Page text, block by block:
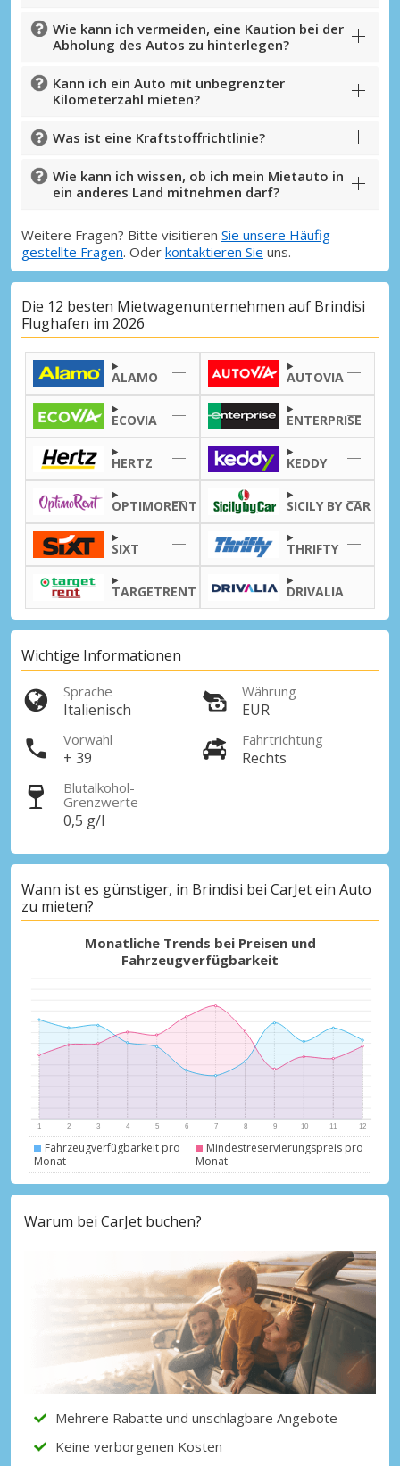
Top-Ersparnisses
Partnerangeboten
Mit eLink anmelden
Wie kann ich vermeiden, eine Kaution bei der
Abholung des Autos zu hinterlegen?
Kann ich ein Auto mit unbegrenzter
Kilometerzahl mieten?
Was ist eine Kraftstoffrichtlinie?
Wie kann ich wissen, ob ich mein Mietauto in
ein anderes Land mitnehmen darf?
Weitere Fragen? Bitte visitieren Sie unsere Häufig
gestellte Fragen. Oder kontaktieren Sie uns.
Die 12 besten Mietwagenunternehmen auf Brindisi
Flughafen im 2026
ALAMO AUTOVIA
ECOVIA ENTERPRISE
HERTZ KEDDY
OPTIMORENT SICILY BY CAR
SIXT THRIFTY
TARGETRENT DRIVALIA
Wichtige Informationen
Sprache
Italienisch
Währung
EUR
Vorwahl
+ 39
Fahrtrichtung
Rechts
Blutalkohol-
Grenzwerte
0,5 g/l
Wann ist es günstiger, in Brindisi bei CarJet ein Auto
zu mieten?
Monatliche Trends bei Preisen und
Fahrzeugverfügbarkeit
Fahrzeugverfügbarkeit pro
Monat
Mindestreservierungspreis pro
Monat
Warum bei CarJet buchen?
Mehrere Rabatte und unschlagbare Angebote
Keine verborgenen Kosten